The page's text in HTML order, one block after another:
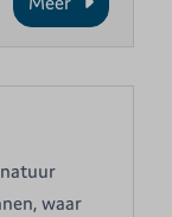
waar